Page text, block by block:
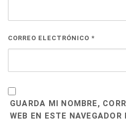
CORREO ELECTRÓNICO *
GUARDA MI NOMBRE,
WEB EN ESTE